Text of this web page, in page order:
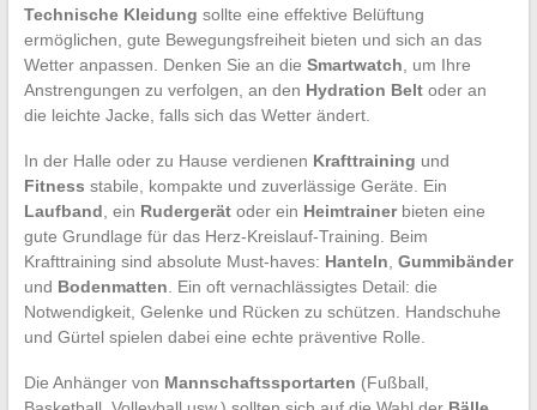
Technische Kleidung sollte eine effektive Belüftung
ermöglichen, gute Bewegungsfreiheit bieten und sich an das
Wetter anpassen. Denken Sie an die Smartwatch , um Ihre
Anstrengungen zu verfolgen, an den Hydration Beltoder an
die leichte Jacke, falls sich das Wetter ändert.
In der Halle oder zu Hause verdienen Krafttraining und
Fitness stabile, kompakte und zuverlässige Geräte. Ein
Laufband , ein Rudergerätoder ein Heimtrainerbieten eine
gute Grundlage für das Herz-Kreislauf-Training. Beim
Krafttraining sind absolute Must-haves: Hanteln Gummibänder
und Bodenmatten . Ein oft vernachlässigtes Detail: die
Notwendigkeit, Gelenke und Rücken zu schützen. Handschuhe
und Gürtel spielen dabei eine echte präventive Rolle.
Die Anhänger von Mannschaftssportarten (Fußball,